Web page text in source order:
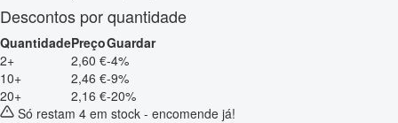
Descontos por quantidade
QuantidadePreçoGuardar
2+
2,60 €-4%
10+
2,46 €-9%
20+
2,16 €-20%
Só restam 4 em stock - encomende já!